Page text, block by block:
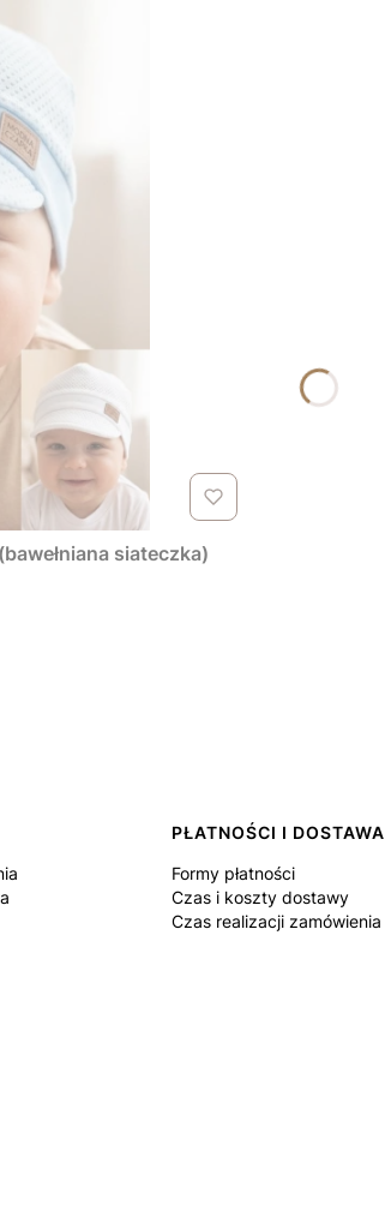
siateczka)
PŁATNOŚCI I DOSTAWA
Formy płatności
Czas i koszty dostawy
Czas realizacji zamówienia